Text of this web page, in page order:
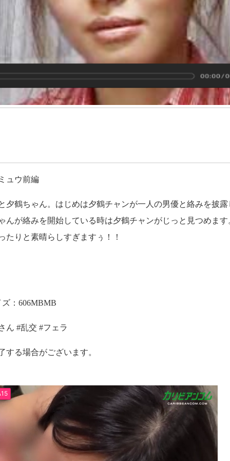
ュウ前編
夕鶴ちゃん。はじめは夕鶴チャンが一人の男優と絡みを披
んが絡みを開始している時は夕鶴チャンがじっと見つめま
たりと素晴らしすぎますぅ！！
：606MBMB
ん #乱交 #フェラ
る場合がございます。